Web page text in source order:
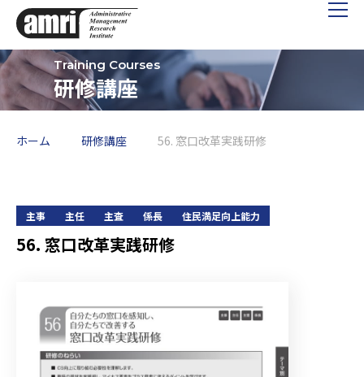
研修講座
ホーム 研修講座 56. 窓口改革実践研修
主事 主任 主査 係長 住民満足向上能力
56. 窓口改革実践研修